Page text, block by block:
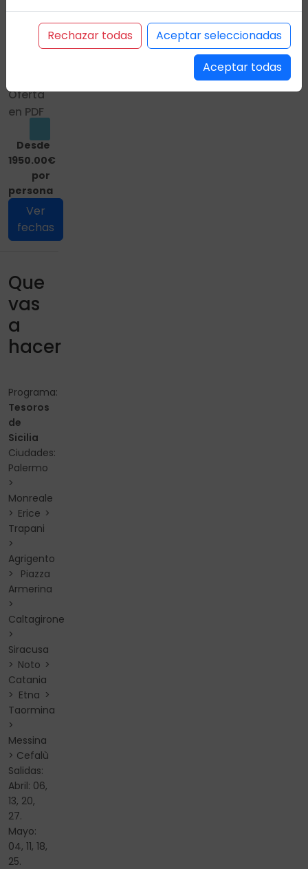
Incluye
incluye
Oferta
en PDF
Desde
1950.00€
por
persona
Ver
fechas
Que
vas
a
hacer
Programa:
Tesoros
de
Sicilia
Ciudades:
Palermo
>
Monreale
> Erice >
Trapani
>
Agrigento
> Piazza
Armerina
>
Caltagirone
>
Siracusa
> Noto >
Catania
> Etna >
Taormina
>
Messina
> Cefalù
Salidas:
Abril: 06,
13, 20,
27.
Mayo:
04, 11, 18,
25.
Rechazar todas
Aceptar seleccionadas
Aceptar todas